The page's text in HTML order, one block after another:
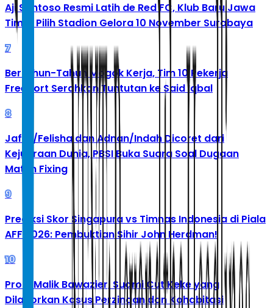
Aji Santoso Resmi Latih de Red FC, Klub Baru Jawa
Timur Pilih Stadion Gelora 10 November Surabaya
7
Bertahun-Tahun Mogok Kerja, Tim 10 Pekerja
Freeport Serahkan Tuntutan ke Said Iqbal
8
Jafar/Felisha dan Adnan/Indah Dicoret dari
Kejuaraan Dunia, PBSI Buka Suara Soal Dugaan
Match Fixing
9
Prediksi Skor Singapura vs Timnas Indonesia di Piala
AFF 2026: Pembuktian Sihir John Herdman!
10
Profil Malik Bawazier, Suami Cut Keke yang
Dilaporkan Kasus Perzinaan dan Kohabitasi